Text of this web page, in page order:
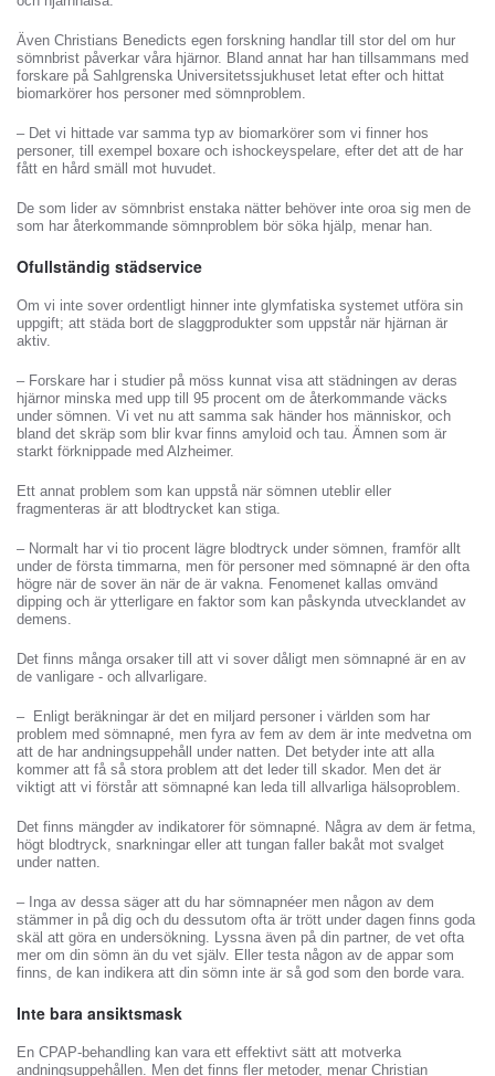
Även Christians Benedicts egen forskning handlar till stor del om hur
sömnbrist påverkar våra hjärnor. Bland annat har han tillsammans med
forskare på Sahlgrenska Universitetssjukhuset letat efter och hittat
biomarkörer hos personer med sömnproblem.
– Det vi hittade var samma typ av biomarkörer som vi finner hos
personer, till exempel boxare och ishockeyspelare, efter det att de har
fått en hård smäll mot huvudet.
De som lider av sömnbrist enstaka nätter behöver inte oroa sig men de
som har återkommande sömnproblem bör söka hjälp, menar han.
Ofullständig städservice
Om vi inte sover ordentligt hinner inte glymfatiska systemet utföra sin
uppgift; att städa bort de slaggprodukter som uppstår när hjärnan är
aktiv.
– Forskare har i studier på möss kunnat visa att städningen av deras
hjärnor minska med upp till 95 procent om de återkommande väcks
under sömnen. Vi vet nu att samma sak händer hos människor, och
bland det skräp som blir kvar finns amyloid och tau. Ämnen som är
starkt förknippade med Alzheimer.
Ett annat problem som kan uppstå när sömnen uteblir eller
fragmenteras är att blodtrycket kan stiga.
– Normalt har vi tio procent lägre blodtryck under sömnen, framför allt
under de första timmarna, men för personer med sömnapné är den ofta
högre när de sover än när de är vakna. Fenomenet kallas omvänd
dipping och är ytterligare en faktor som kan påskynda utvecklandet av
demens.
Det finns många orsaker till att vi sover dåligt men sömnapné är en av
de vanligare - och allvarligare.
– Enligt beräkningar är det en miljard personer i världen som har
problem med sömnapné, men fyra av fem av dem är inte medvetna om
att de har andningsuppehåll under natten. Det betyder inte att alla
kommer att få så stora problem att det leder till skador. Men det är
viktigt att vi förstår att sömnapné kan leda till allvarliga hälsoproblem.
Det finns mängder av indikatorer för sömnapné. Några av dem är fetma,
högt blodtryck, snarkningar eller att tungan faller bakåt mot svalget
under natten.
– Inga av dessa säger att du har sömnapnéer men någon av dem
stämmer in på dig och du dessutom ofta är trött under dagen finns goda
skäl att göra en undersökning. Lyssna även på din partner, de vet ofta
mer om din sömn än du vet själv. Eller testa någon av de appar som
finns, de kan indikera att din sömn inte är så god som den borde vara.
Inte bara ansiktsmask
En CPAP-behandling kan vara ett effektivt sätt att motverka
andningsuppehållen. Men det finns fler metoder, menar Christian